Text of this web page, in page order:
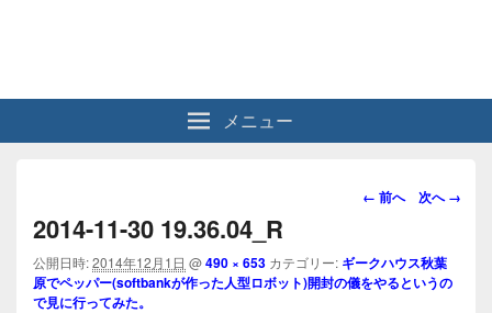
メニュー
画
ビ
ゲ
← 前へ 次へ →
2014-11-30 19.36.04_R
公開日時:2014年12月1日 @490 × 653 カテゴリー: ギークハウス秋葉
原でペッパー(softbankが作った人型ロボット)開封の儀をやるというの
で見に行ってみた。